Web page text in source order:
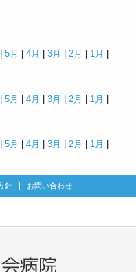
|5月 |4月 |3月 |2月 1月
|5月 |4月 |3月 | 2月 | 1月 |
|5月 |4月 |3月 |2月 1月
針 お問い合わせ